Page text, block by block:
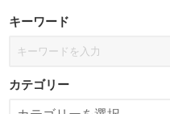
キーワード
カテゴリー